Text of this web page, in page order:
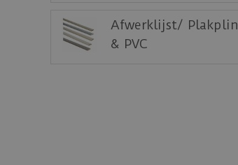
Afwerklijst/
& PVC